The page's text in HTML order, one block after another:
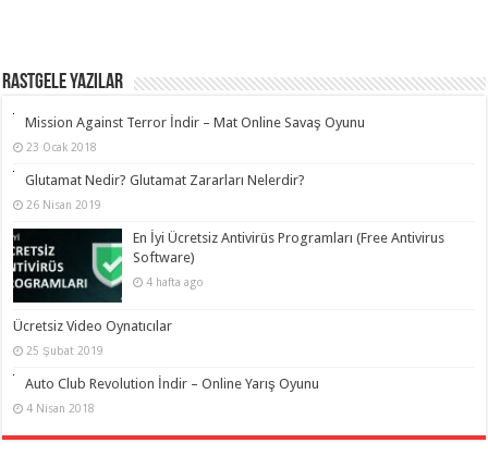
RASTGELE YAZILAR
Mission Against Terror İndir – Mat Online Savaş Oyunu
23 Ocak 2018
Glutamat Nedir? Glutamat Zararları Nelerdir?
26 Nisan 2019
En İyi Ücretsiz Antivirüs Programları (Free Antivirus
Software)
4 hafta ago
Ücretsiz Video Oynatıcılar
25 Şubat 2019
Auto Club Revolution İndir – Online Yarış Oyunu
4 Nisan 2018